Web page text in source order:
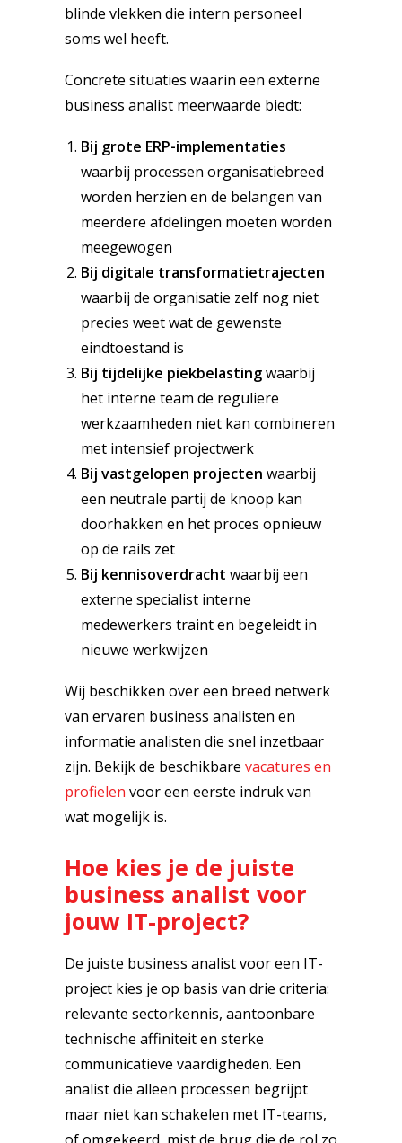
blinde vlekken die intern personeel
soms wel heeft.
Concrete situaties waarin een externe
business analist meerwaarde biedt:
Bij grote ERP-implementaties
waarbij processen organisatiebreed
worden herzien en de belangen van
meerdere afdelingen moeten worden
meegewogen
Bij digitale transformatietrajecten
waarbij de organisatie zelf nog niet
precies weet wat de gewenste
eindtoestand is
Bij tijdelijke piekbelastingwaarbij
het interne team de reguliere
werkzaamheden niet kan combineren
met intensief projectwerk
Bij vastgelopen projecten waarbij
een neutrale partij de knoop kan
doorhakken en het proces opnieuw
op de rails zet
Bij kennisoverdracht waarbij een
externe specialist interne
medewerkers traint en begeleidt in
nieuwe werkwijzen
Wij beschikken over een breed netwerk
van ervaren business analisten en
informatie analisten die snel inzetbaar
zijn. Bekijk de beschikbare vacatures en
profielen voor een eerste indruk van
wat mogelijk is.
Hoe kies je de juiste
business analist voor
jouw IT-project?
De juiste business analist voor een IT-
project kies je op basis van drie criteria:
relevante sectorkennis, aantoonbare
technische affiniteit en sterke
communicatieve vaardigheden. Een
analist die alleen processen begrijpt
maar niet kan schakelen met IT-teams,